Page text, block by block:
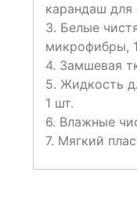
карандаш
3. Белые
микрофибры,
4. Замшевая
5. Жидкость
1 шт.
6. Влажные
7. Мягкий